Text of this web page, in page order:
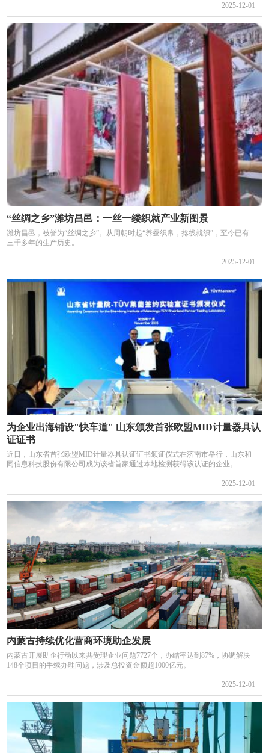
2025-12-01
“丝绸之乡”潍坊昌邑：一丝一缕织就产业新图景
潍坊昌邑，被誉为“丝绸之乡”。从周朝时起“养蚕织帛，捻线就织”，至今已有
三千多年的生产历史。
2025-12-01
为企业出海铺设"快车道" 山东颁发首张欧盟MID计量器具认
证证书
近日，山东省首张欧盟MID计量器具认证证书颁证仪式在济南市举行，山东和
同信息科技股份有限公司成为该省首家通过本地检测获得该认证的企业。
2025-12-01
内蒙古持续优化营商环境助企发展
内蒙古开展助企行动以来共受理企业问题7727个，办结率达到87%，协调解决
148个项目的手续办理问题，涉及总投资金额超1000亿元。
2025-12-01